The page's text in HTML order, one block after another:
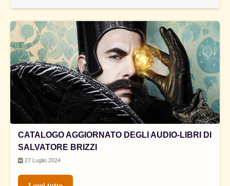
CATALOGO AGGIORNATO DEGLI AUDIO-LIBRI DI
SALVATORE BRIZZI
27 Luglio 2024